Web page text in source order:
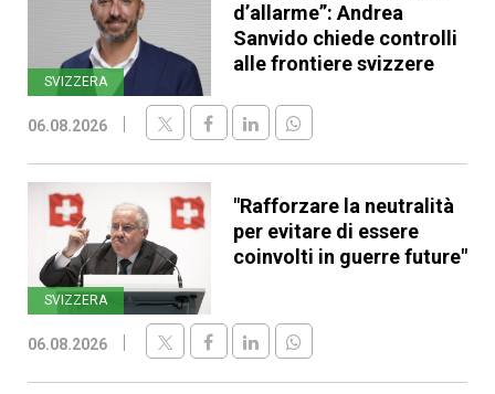
SVIZZERA
d’allarme”: Andrea
Sanvido chiede controlli
alle frontiere svizzere
06.08.2026
SVIZZERA
"Rafforzare la neutralità
per evitare di essere
coinvolti in guerre future"
06.08.2026